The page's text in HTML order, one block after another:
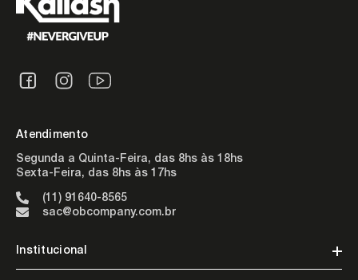
Atendimento
Segunda a Quinta-Feira, das 8hs às 18hs
Sexta-Feira, das 8hs às 17hs
(11) 91640-8565
sac@obcompany.com.br
Institucional